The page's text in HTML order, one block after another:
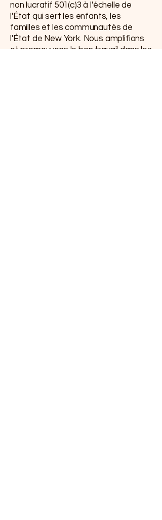
non lucratif 501(c)3 à l'échelle de
l'État qui sert les enfants, les
familles et les communautés de
l'État de New York. Nous amplifions
et promouvons le bon travail dans les